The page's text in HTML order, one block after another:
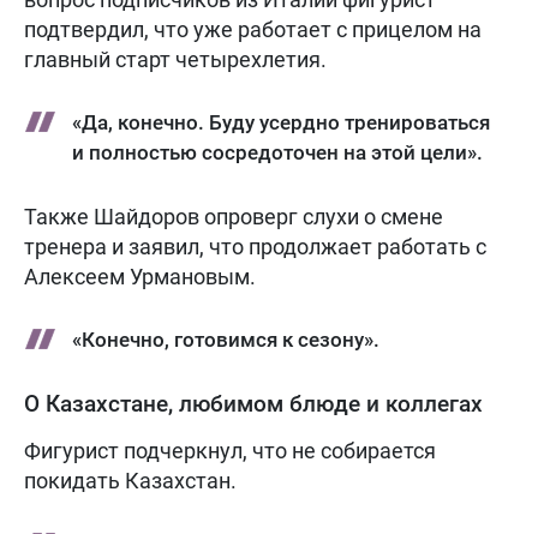
подтвердил, что уже работает с прицелом на
главный старт четырехлетия.
«Да, конечно. Буду усердно тренироваться
и полностью сосредоточен на этой цели».
Также Шайдоров опроверг слухи о смене
тренера и заявил, что продолжает работать с
Алексеем Урмановым.
«Конечно, готовимся к сезону».
О Казахстане, любимом блюде и коллегах
Фигурист подчеркнул, что не собирается
покидать Казахстан.